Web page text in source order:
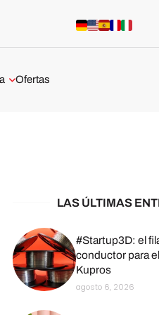
y
3D en
Ofertas
LAS ÚLTIMAS
#Startup3D: el
conductor para
Kupros
agosto 6, 2026